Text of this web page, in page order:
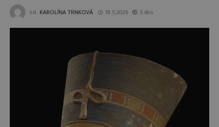
od KAROLÍNA TRNKOVÁ 18.5.2026 3.4tis